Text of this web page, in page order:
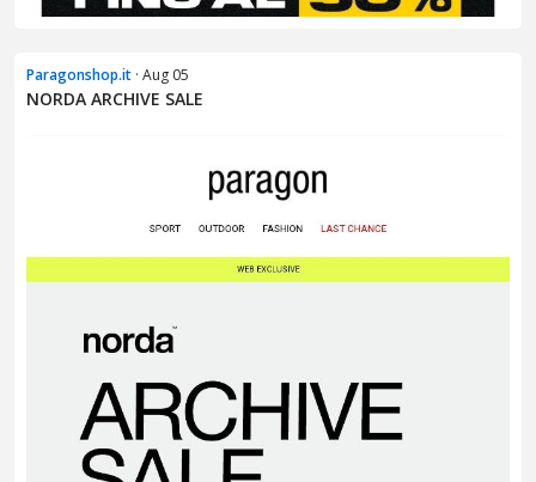
Paragonshop.it · Aug 05
NORDA ARCHIVE SALE